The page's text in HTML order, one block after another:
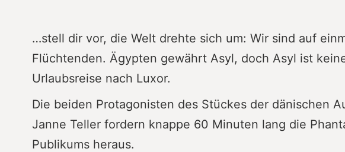
…stell dir vor, die Welt drehte sich um: Wir sind auf
Flüchtenden. Ägypten gewährt Asyl, doch Asyl ist
Urlaubsreise nach Luxor.
Die beiden Protagonisten des Stückes der dänischen
Janne Teller fordern knappe 60 Minuten lang die
Publikums heraus.